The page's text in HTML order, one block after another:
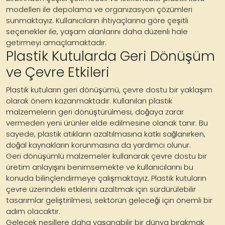
modelleri ile depolama ve organizasyon çözümleri
sunmaktayız. Kullanıcıların ihtiyaçlarına göre çeşitli
seçenekler ile, yaşam alanlarını daha düzenli hale
getirmeyi amaçlamaktadır.
Plastik Kutularda Geri Dönüşüm
ve Çevre Etkileri
Plastik kutuların geri dönüşümü, çevre dostu bir yaklaşım
olarak önem kazanmaktadır. Kullanılan plastik
malzemelerin geri dönüştürülmesi, doğaya zarar
vermeden yeni ürünler elde edilmesine olanak tanır. Bu
sayede, plastik atıkların azaltılmasına katkı sağlanırken,
doğal kaynakların korunmasına da yardımcı olunur.
Geri dönüşümlü malzemeler kullanarak çevre dostu bir
üretim anlayışını benimsemekte ve kullanıcılarını bu
konuda bilinçlendirmeye çalışmaktayız. Plastik kutuların
çevre üzerindeki etkilerini azaltmak için sürdürülebilir
tasarımlar geliştirilmesi, sektörün geleceği için önemli bir
adım olacaktır.
Gelecek nesillere daha yaşanabilir bir dünya bırakmak